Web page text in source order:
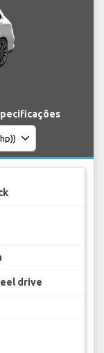
drive